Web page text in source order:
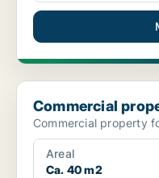
Commercial property in
Commercial
Commercial property
Areal
Ca. 40 m2